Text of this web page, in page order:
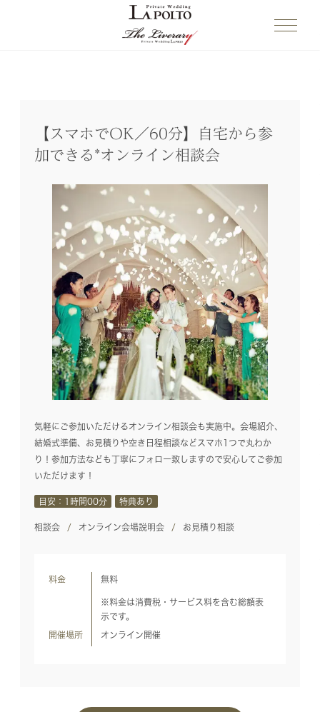
【スマホでOK／60分】自宅から参
加できる*オンライン相談会
気軽にご参加いただけるオンライン相談会も実施中。会場紹介、
結婚式準備、お見積りや空き日程相談などスマホ1つで丸わか
り！参加方法なども丁寧にフォロー致しますので安心してご参加
いただけます！
目安：1時間00分 特典あり
相談会 オンライン会場説明会 お見積り相談
料金 無料
※料金は消費税・サービス料を含む総額表
示です。
開催場所 オンライン開催